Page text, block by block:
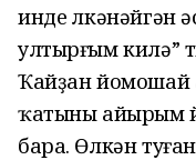
инде өлкәнәйгән
ултырғым килә”
Ҡайҙан йомошай
ҡатыны айырым
бара. Өлкән